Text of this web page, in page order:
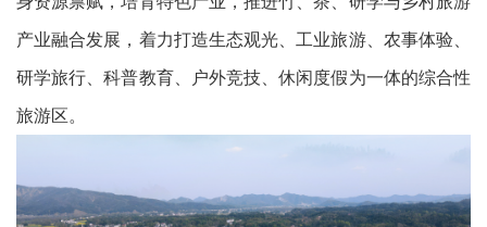
产业融合发展，着力打造生态观光、工业旅游、农事体验、
研学旅行、科普教育、户外竞技、休闲度假为一体的综合性
旅游区。